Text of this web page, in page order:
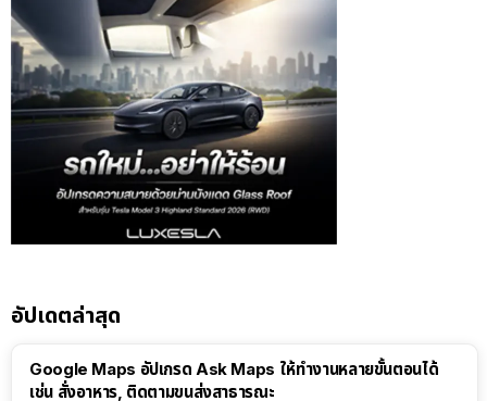
อัปเดตล่าสุด
Google Maps อัปเกรด Ask Maps ให้ทำงานหลายขั้นตอนได้
เช่น สั่งอาหาร, ติดตามขนส่งสาธารณะ